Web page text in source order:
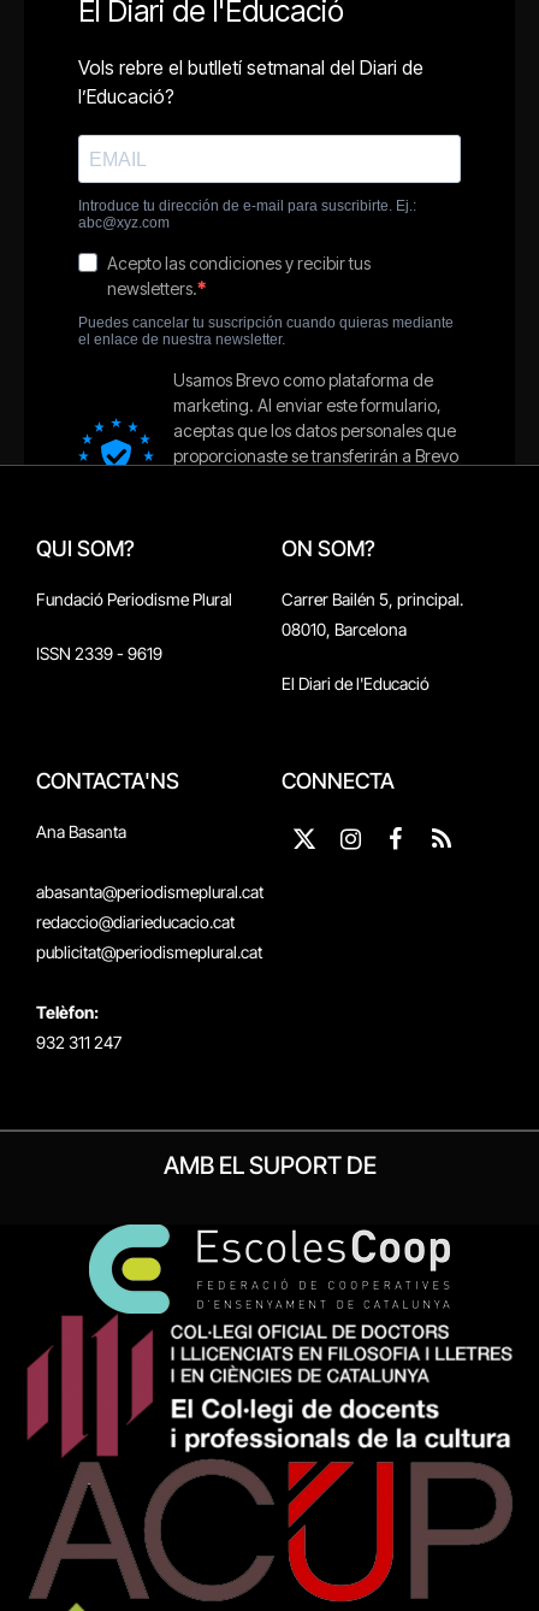
QUI SOM?
Fundació Periodisme Plural
ISSN 2339 - 9619
ON SOM?
Carrer Bailén 5, principal.
08010, Barcelona
El Diari de l'Educació
CONTACTA'NS
Ana Basanta
abasanta@periodismeplural.cat
redaccio@diarieducacio.cat
publicitat@periodismeplural.cat
Telèfon:
932 311 247
CONNECTA
X
Instagram
Facebook
RSS
AMB EL SUPORT DE